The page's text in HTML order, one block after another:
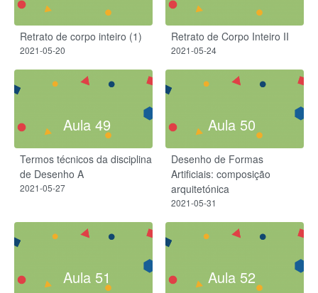
Retrato de corpo inteiro (1)
2021-05-20
Retrato de Corpo Inteiro II
2021-05-24
Aula 49
Termos técnicos da disciplina
de Desenho A
2021-05-27
Aula 50
Desenho de Formas
Artificiais: composição
arquitetónica
2021-05-31
Aula 51 Aula 52